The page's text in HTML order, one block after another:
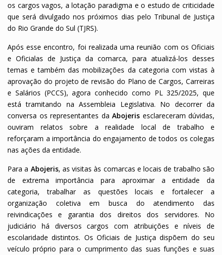
os cargos vagos, a lotação paradigma e o estudo de criticidade
que será divulgado nos próximos dias pelo Tribunal de Justiça
do Rio Grande do Sul (TJRS).
Após esse encontro, foi realizada uma reunião com os Oficiais
e Oficialas de Justiça da comarca, para atualizá-los desses
temas e também das mobilizações da categoria com vistas à
aprovação do projeto de revisão do Plano de Cargos, Carreiras
e Salários (PCCS), agora conhecido como PL 325/2025, que
está tramitando na Assembleia Legislativa. No decorrer da
conversa os representantes da Abojeris esclareceram dúvidas,
ouviram relatos sobre a realidade local de trabalho e
reforçaram a importância do engajamento de todos os colegas
nas ações da entidade.
Para a Abojeris, as visitas às comarcas e locais de trabalho são
de extrema importância para aproximar a entidade da
categoria, trabalhar as questões locais e fortalecer a
organização coletiva em busca do atendimento das
reivindicações e garantia dos direitos dos servidores. No
judiciário há diversos cargos com atribuições e níveis de
escolaridade distintos. Os Oficiais de Justiça dispõem do seu
veículo próprio para o cumprimento das suas funções e suas